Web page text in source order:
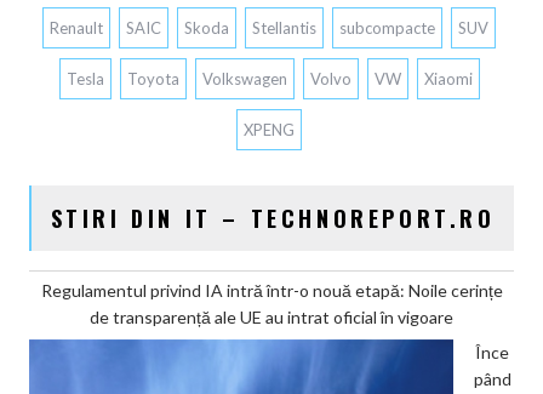
Renault SAIC Skoda Stellantis subcompacte SUV
Tesla Toyota Volkswagen Volvo VW Xiaomi
XPENG
STIRI DIN IT – TECHNOREPORT.RO
Regulamentul privind IA intră într-o nouă etapă: Noile cerințe
de transparență ale UE au intrat oficial în vigoare
Înce
pând